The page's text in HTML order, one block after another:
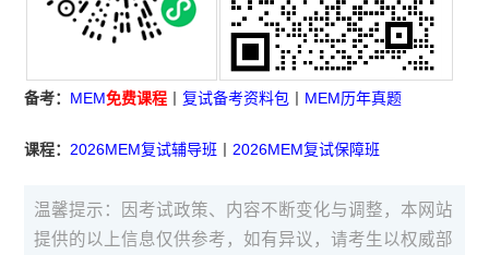
备考： MEM免费课程 丨复试备考资料包 MEM历年真题
课程： 2026MEM复试辅导班 2026MEM复试保障班
温馨提示：因考试政策、内容不断变化与调整，本网站
提供的以上信息仅供参考，如有异议，请考生以权威部